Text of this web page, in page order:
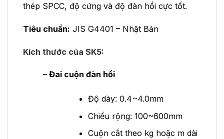
thép SPCC, độ cứng và độ đàn hồi cực tốt.
Tiêu chuẩn: JIS G4401 – Nhật Bản
Kích thước của SK5:
– Đai cuộn đàn hồi
Độ dày: 0.4~4.0mm
Chiều rộng: 100~600mm
Cuộn cắt theo kg hoặc m dài